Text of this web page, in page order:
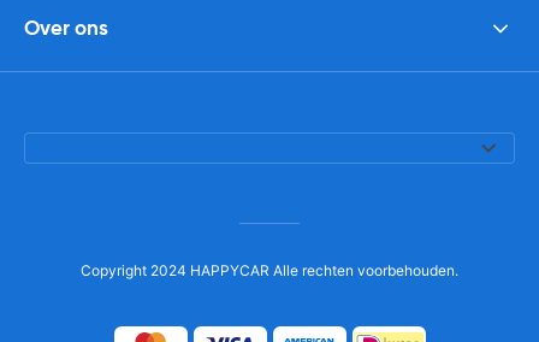
Over ons
Copyright 2024 HAPPYCAR Alle rechten voorbehouden.